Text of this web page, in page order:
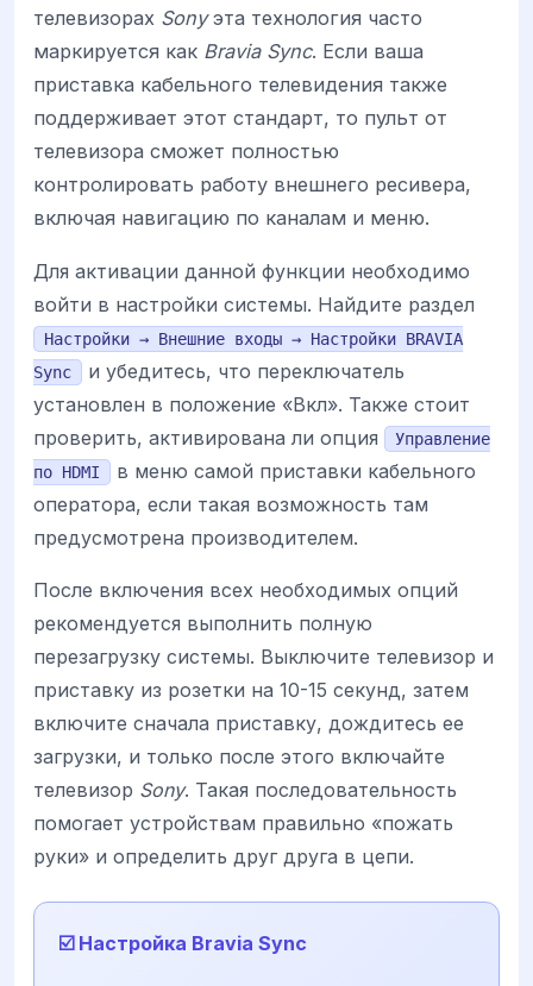
телевизорах Sonyэта технология часто
маркируется как Bravia Sync. Если ваша
приставка кабельного телевидения также
поддерживает этот стандарт, то пульт от
телевизора сможет полностью
контролировать работу внешнего ресивера,
включая навигацию по каналам и меню.
Для активации данной функции необходимо
войти в настройки системы. Найдите раздел
Настройки → Внешние входы → Настройки BRAVIA
Sync
и убедитесь, что переключатель
установлен в положение «Вкл». Также стоит
проверить, активирована ли опция
Управление
по HDMI
в меню самой приставки кабельного
оператора, если такая возможность там
предусмотрена производителем.
После включения всех необходимых опций
рекомендуется выполнить полную
перезагрузку системы. Выключите телевизор и
приставку из розетки на 10-15 секунд, затем
включите сначала приставку, дождитесь ее
загрузки, и только после этого включайте
телевизор Sony. Такая последовательность
помогает устройствам правильно «пожать
руки» и определить друг друга в цепи.
☑️ Настройка Bravia Sync